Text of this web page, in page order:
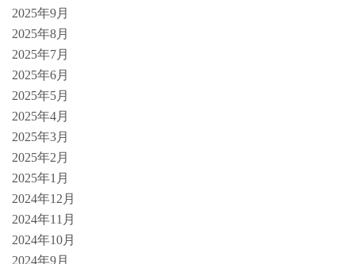
2025年9月
2025年8月
2025年7月
2025年6月
2025年5月
2025年4月
2025年3月
2025年2月
2025年1月
2024年12月
2024年11月
2024年10月
2024年9月